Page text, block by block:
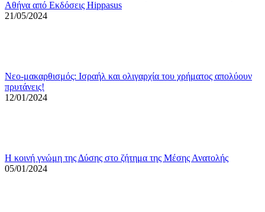
Αθήνα από Εκδόσεις Hippasus
21/05/2024
Νεο-μακαρθισμός: Ισραήλ και ολιγαρχία του χρήματος απολύουν
πρυτάνεις!
12/01/2024
Η κοινή γνώμη της Δύσης στο ζήτημα της Μέσης Ανατολής
05/01/2024